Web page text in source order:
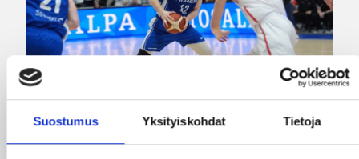
Suostumus Yksityiskohdat Tietoja